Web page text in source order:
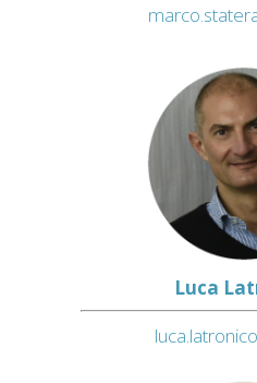
Luca